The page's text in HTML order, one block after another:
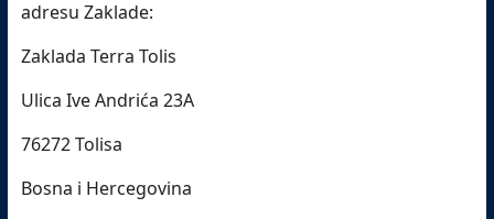
adresu Zaklade:
Zaklada Terra Tolis
Ulica Ive Andrića 23A
76272 Tolisa
Bosna i Hercegovina